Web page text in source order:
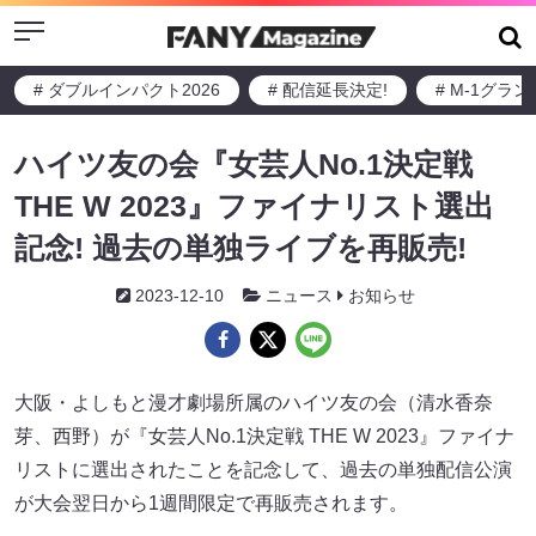
Menu
# ダブルインパクト2026 # 配信延長決定! # M-1グラン
ハイツ友の会『女芸人No.1決定戦
THE W 2023』ファイナリスト選出
記念! 過去の単独ライブを再販売!
2023-12-10 ニュース お知らせ
大阪・よしもと漫才劇場所属のハイツ友の会（清水香奈
芽、西野）が『女芸人No.1決定戦 THE W 2023』ファイナ
リストに選出されたことを記念して、過去の単独配信公演
が大会翌日から1週間限定で再販売されます。